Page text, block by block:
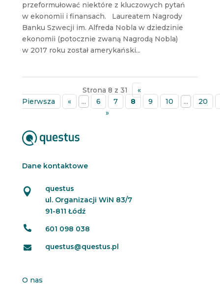
przeformułować niektóre z kluczowych pytań
w ekonomii i finansach. Laureatem Nagrody
Banku Szwecji im. Alfreda Nobla w dziedzinie
ekonomii (potocznie zwaną Nagrodą Nobla)
w 2017 roku został amerykański...
Strona 8 z 31
«
Pierwsza
« ... 6 7 8 9 10 ...
20
»
Dane kontaktowe

questus
ul. Organizacji WiN 83/7
91-811 Łódź
 601 098 038
 questus@questus.pl
O nas